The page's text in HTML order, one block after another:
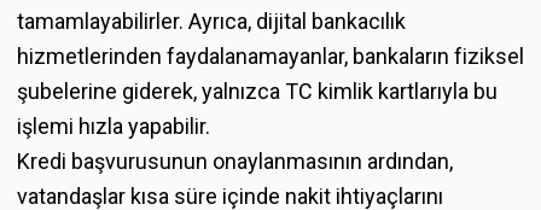
tamamlayabilirler. Ayrıca, dijital bankacılık
hizmetlerinden faydalanamayanlar, bankaların fiziksel
şubelerine giderek, yalnızca TC kimlik kartlarıyla bu
işlemi hızla yapabilir.
Kredi başvurusunun onaylanmasının ardından,
vatandaşlar kısa süre içinde nakit ihtiyaçlarını